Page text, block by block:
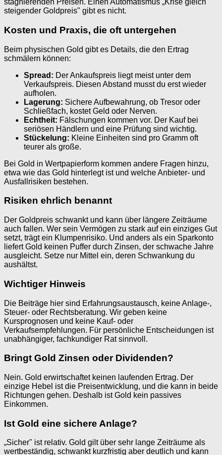
stagnierenden Preisen. Einen Automatismus „Krise gleich
steigender Goldpreis" gibt es nicht.
Kosten und Praxis, die oft untergehen
Beim physischen Gold gibt es Details, die den Ertrag
schmälern können:
Spread: Der Ankaufspreis liegt meist unter dem
Verkaufspreis. Diesen Abstand musst du erst wieder
aufholen.
Lagerung: Sichere Aufbewahrung, ob Tresor oder
Schließfach, kostet Geld oder Nerven.
Echtheit: Fälschungen kommen vor. Der Kauf bei
seriösen Händlern und eine Prüfung sind wichtig.
Stückelung: Kleine Einheiten sind pro Gramm oft
teurer als große.
Bei Gold in Wertpapierform kommen andere Fragen hinzu,
etwa wie das Gold hinterlegt ist und welche Anbieter- und
Ausfallrisiken bestehen.
Risiken ehrlich benannt
Der Goldpreis schwankt und kann über längere Zeiträume
auch fallen. Wer sein Vermögen zu stark auf ein einziges Gut
setzt, trägt ein Klumpenrisiko. Und anders als ein Sparkonto
liefert Gold keinen Puffer durch Zinsen, der schwache Jahre
ausgleicht. Setze nur Mittel ein, deren Schwankung du
aushältst.
Wichtiger Hinweis
Die Beiträge hier sind Erfahrungsaustausch, keine Anlage-,
Steuer- oder Rechtsberatung. Wir geben keine
Kursprognosen und keine Kauf- oder
Verkaufsempfehlungen. Für persönliche Entscheidungen ist
unabhängiger, fachkundiger Rat sinnvoll.
Bringt Gold Zinsen oder Dividenden?
Nein. Gold erwirtschaftet keinen laufenden Ertrag. Der
einzige Hebel ist die Preisentwicklung, und die kann in beide
Richtungen gehen. Deshalb ist Gold kein passives
Einkommen.
Ist Gold eine sichere Anlage?
„Sicher" ist relativ. Gold gilt über sehr lange Zeiträume als
wertbeständig, schwankt kurzfristig aber deutlich und kann